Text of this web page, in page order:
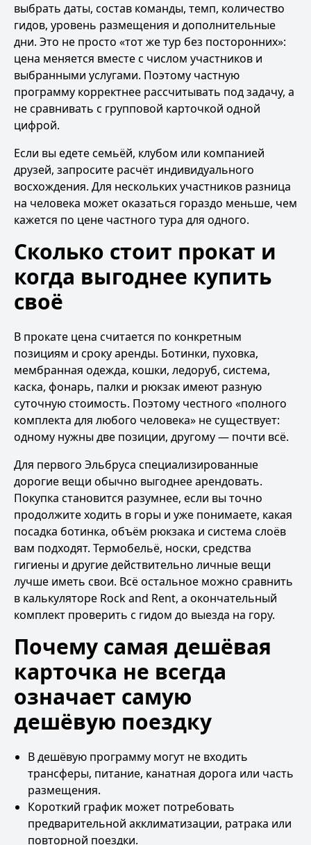
выбрать даты, состав команды, темп, количество
гидов, уровень размещения и дополнительные
дни. Это не просто «тот же тур без посторонних»:
цена меняется вместе с числом участников и
выбранными услугами. Поэтому частную
программу корректнее рассчитывать под задачу, а
не сравнивать с групповой карточкой одной
цифрой.
Если вы едете семьёй, клубом или компанией
друзей, запросите расчёт индивидуального
восхождения. Для нескольких участников разница
на человека может оказаться гораздо меньше, чем
кажется по цене частного тура для одного.
Сколько стоит прокат и
когда выгоднее купить
своё
В прокате цена считается по конкретным
позициям и сроку аренды. Ботинки, пуховка,
мембранная одежда, кошки, ледоруб, система,
каска, фонарь, палки и рюкзак имеют разную
суточную стоимость. Поэтому честного «полного
комплекта для любого человека» не существует:
одному нужны две позиции, другому — почти всё.
Для первого Эльбруса специализированные
дорогие вещи обычно выгоднее арендовать.
Покупка становится разумнее, если вы точно
продолжите ходить в горы и уже понимаете, какая
посадка ботинка, объём рюкзака и система слоёв
вам подходят. Термобельё, носки, средства
гигиены и другие действительно личные вещи
лучше иметь свои. Всё остальное можно сравнить
в калькуляторе Rock and Rent, а окончательный
комплект проверить с гидом до выезда на гору.
Почему самая дешёвая
карточка не всегда
означает самую
дешёвую поездку
В дешёвую программу могут не входить
трансферы, питание, канатная дорога или часть
размещения.
Короткий график может потребовать
предварительной акклиматизации, ратрака или
повторной поездки.